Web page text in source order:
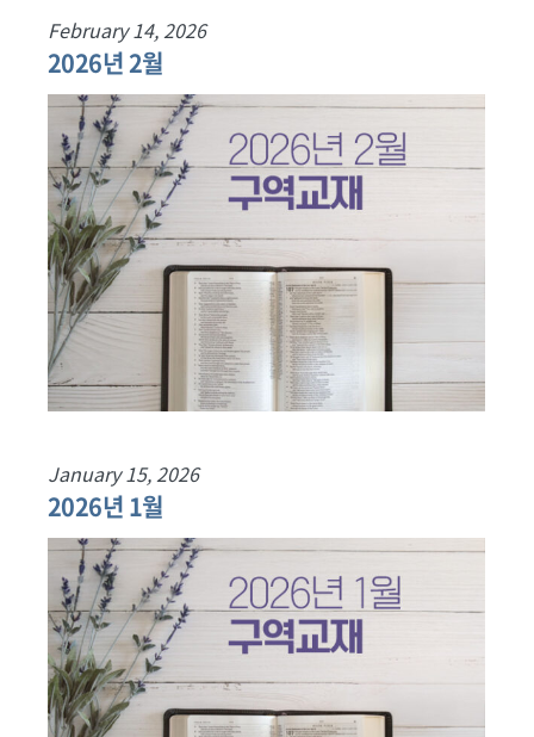
February 14, 2026
2026년 2월
January 15, 2026
2026년 1월